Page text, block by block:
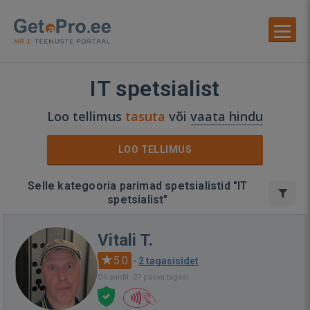
IT spetsialist
Loo tellimus tasuta või vaata hindu
LOO TELLIMUS
Selle kategooria parimad spetsialistid "IT
spetsialist"
Vitali T.
5.0 · 2 tagasisidet
Oli saidil: 27 päeva tagasi